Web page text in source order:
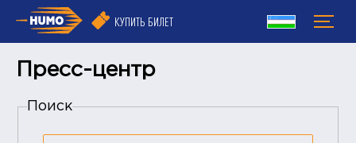
КУПИТЬ БИЛЕТ
Пресс-центр
Поиск